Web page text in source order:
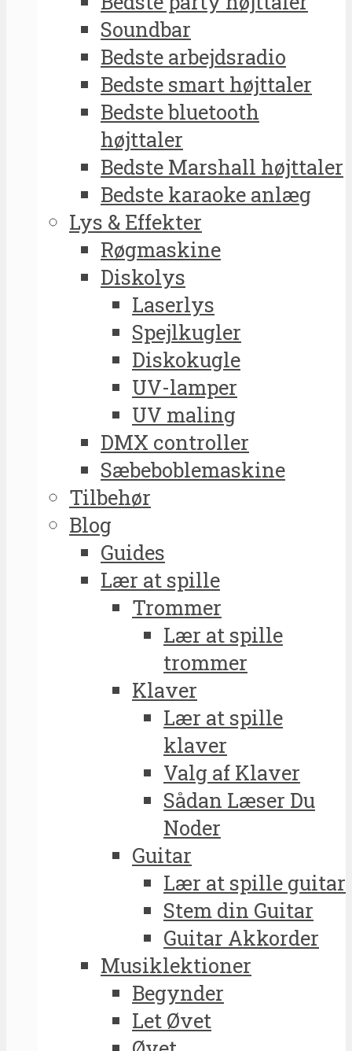
Soundbar
Bedste arbejdsradio
Bedste smart højttaler
Bedste bluetooth
højttaler
Bedste Marshall højttaler
Bedste karaoke anlæg
Lys & Effekter
Røgmaskine
Diskolys
Laserlys
Spejlkugler
Diskokugle
UV-lamper
UV maling
DMX controller
Sæbeboblemaskine
Tilbehør
Blog
Guides
Lær at spille
Trommer
Lær at spille
trommer
Klaver
Lær at spille
klaver
Valg af Klaver
Sådan Læser Du
Noder
Guitar
Lær at spille guitar
Stem din Guitar
Guitar Akkorder
Musiklektioner
Begynder
Let Øvet